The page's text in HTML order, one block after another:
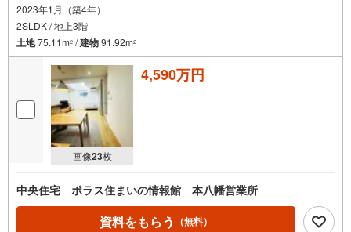
2023年1月（築4年）
2SLDK / 地上3階
土地75.11m2 /建物91.92m2
画像23枚
4,590万円
中央住宅 ポラス住まいの情報館 本八幡営業所
資料をもらう （無料）